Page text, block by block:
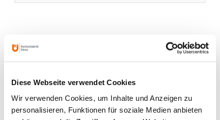
Diese Webseite verwendet Cookies
Wir verwenden Cookies, um Inhalte und Anzeigen zu
personalisieren, Funktionen für soziale Medien anbieten
ANSPRECHPARTNER